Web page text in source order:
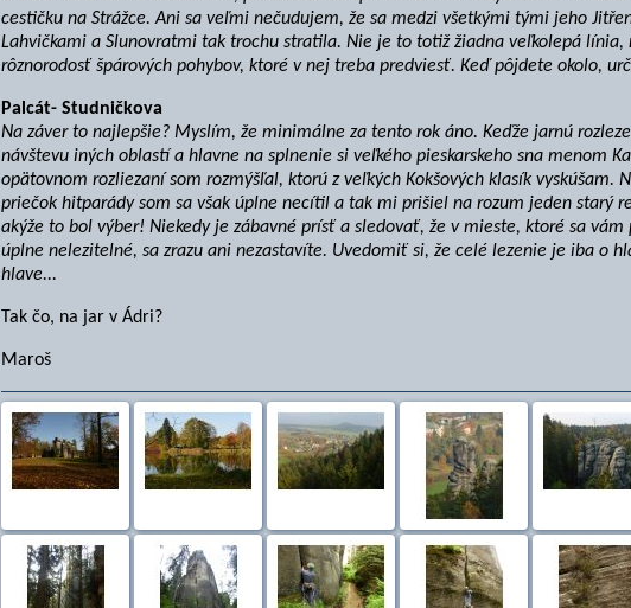
cestičku na Strážce. Ani sa veľmi nečudujem, že sa medzi všetkými tými jeho
Lahvičkami a Slunovratmi tak trochu stratila. Nie je to totiž žiadna veľkolepá línia,
rôznorodosť špárových pohybov, ktoré v nej treba predviesť. Keď pôjdete okolo,
Palcát- Studničkova
Na záver to najlepšie? Myslím, že minimálne za tento rok áno. Keďže jarnú
návštevu iných oblastí a hlavne na splnenie si veľkého pieskarskeho sna menom
opätovnom rozliezaní som rozmýšľal, ktorú z veľkých Kokšových klasík vyskúšam.
priečok hitparády som sa však úplne necítil a tak mi prišiel na rozum jeden starý
akýže to bol výber! Niekedy je zábavné prísť a sledovať, že v mieste, ktoré sa
úplne nelezitelné, sa zrazu ani nezastavíte. Uvedomiť si, že celé lezenie je iba o
hlave...
Tak čo, na jar v Ádri?
Maroš